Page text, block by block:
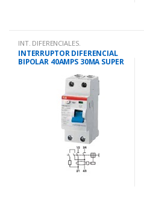
INT. DIFERENCIALES.
INTERRUPTOR DIFERENCIAL
BIPOLAR 40AMPS 30MA SUPER